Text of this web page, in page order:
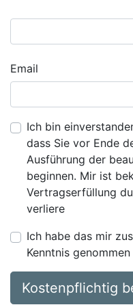
Email
Ich bin
dass Sie vor Ende
Ausführung der
beginnen. Mir ist
Vertragserfüllung
verliere
Ich habe das mir
Kenntnis genommen
Kostenpflichtig